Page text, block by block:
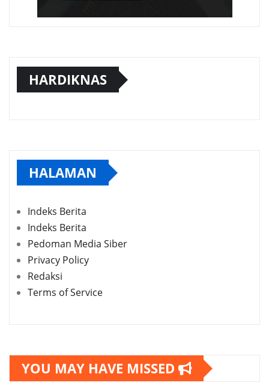
HARDIKNAS
HALAMAN
Indeks Berita
Indeks Berita
Pedoman Media Siber
Privacy Policy
Redaksi
Terms of Service
YOU MAY HAVE MISSED